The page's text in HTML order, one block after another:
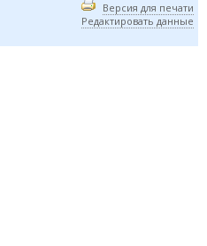
Версия для печати
Редактировать данные